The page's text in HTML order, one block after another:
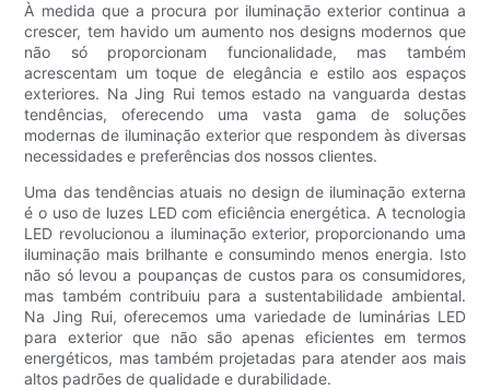
À medida que a procura por iluminação exterior continua a
crescer, tem havido um aumento nos designs modernos que
não só proporcionam funcionalidade, mas também
acrescentam um toque de elegância e estilo aos espaços
exteriores. Na Jing Rui temos estado na vanguarda destas
tendências, oferecendo uma vasta gama de soluções
modernas de iluminação exterior que respondem às diversas
necessidades e preferências dos nossos clientes.
Uma das tendências atuais no design de iluminação externa
é o uso de luzes LED com eficiência energética. A tecnologia
LED revolucionou a iluminação exterior, proporcionando uma
iluminação mais brilhante e consumindo menos energia. Isto
não só levou a poupanças de custos para os consumidores,
mas também contribuiu para a sustentabilidade ambiental.
Na Jing Rui, oferecemos uma variedade de luminárias LED
para exterior que não são apenas eficientes em termos
energéticos, mas também projetadas para atender aos mais
altos padrões de qualidade e durabilidade.